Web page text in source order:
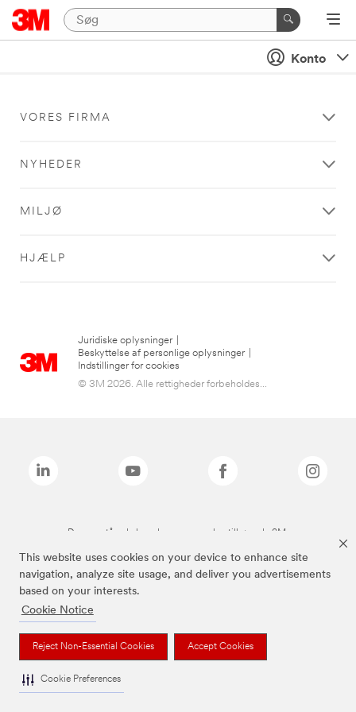
This website uses cookies on your device to enhance site
navigation, analyze site usage, and deliver you advertisements
based on your interests.
Cookie Notice
Reject Non-Essential Cookies Accept Cookies
Cookie Preferences
Konto
VORES FIRMA
NYHEDER
MILJØ
HJÆLP
Juridiske oplysninger
Beskyttelse af personlige oplysninger
Indstillinger for cookies
© 3M 2026. Alle rettigheder forbeholdes...
De ovenstående brands er varemærker tilhørende 3M.